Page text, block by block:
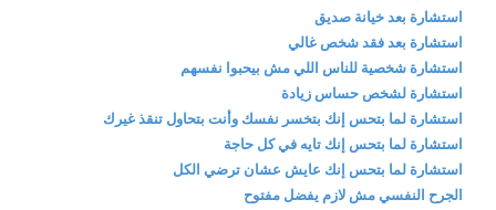
استشارة بعد خيانة صديق
استشارة بعد فقد شخص غالي
استشارة شخصية للناس اللي مش بيحبوا نفسهم
استشارة لشخص حساس زيادة
استشارة لما بتحس إنك بتخسر نفسك وأنت بتحاول تنقذ غيرك
استشارة لما بتحس إنك تايه في كل حاجة
استشارة لما بتحس إنك عايش عشان ترضي الكل
الجرح النفسي مش لازم يفضل مفتوح